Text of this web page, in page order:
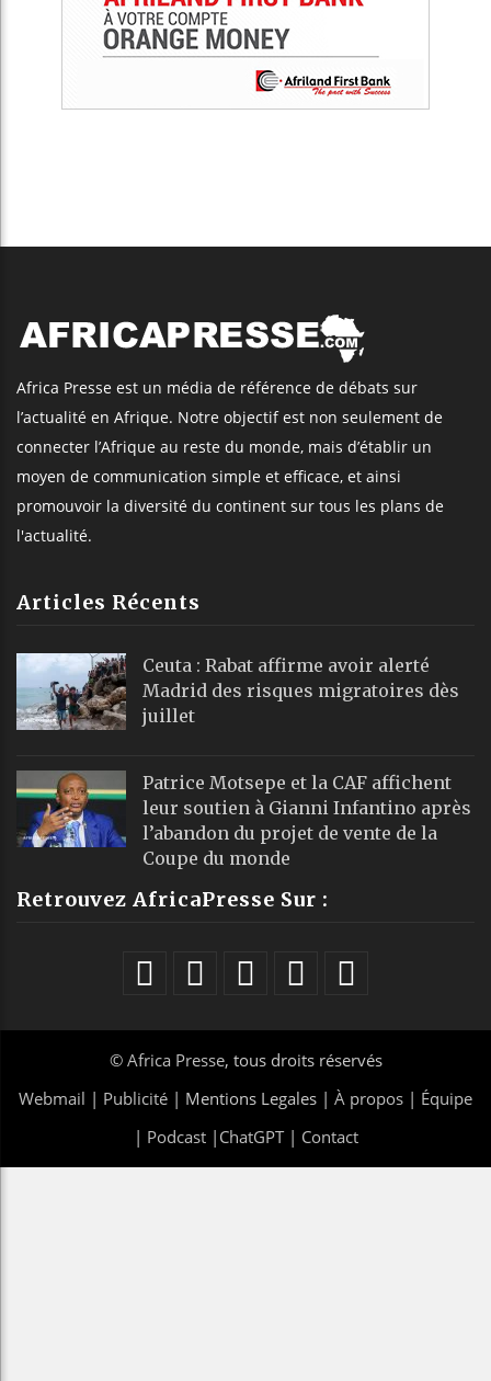
Africa Presse est un média de référence de débats sur
l’actualité en Afrique. Notre objectif est non seulement de
connecter l’Afrique au reste du monde, mais d’établir un
moyen de communication simple et efficace, et ainsi
promouvoir la diversité du continent sur tous les plans de
l'actualité.
Articles Récents
Ceuta : Rabat affirme avoir alerté
Madrid des risques migratoires dès
juillet
Patrice Motsepe et la CAF affichent
leur soutien à Gianni Infantino après
l’abandon du projet de vente de la
Coupe du monde
Retrouvez AfricaPresse Sur :
© Africa Presse, tous droits réservés
Webmail | Publicité | Mentions Legales | À propos | Équipe
| Podcast| ChatGPT| Contact